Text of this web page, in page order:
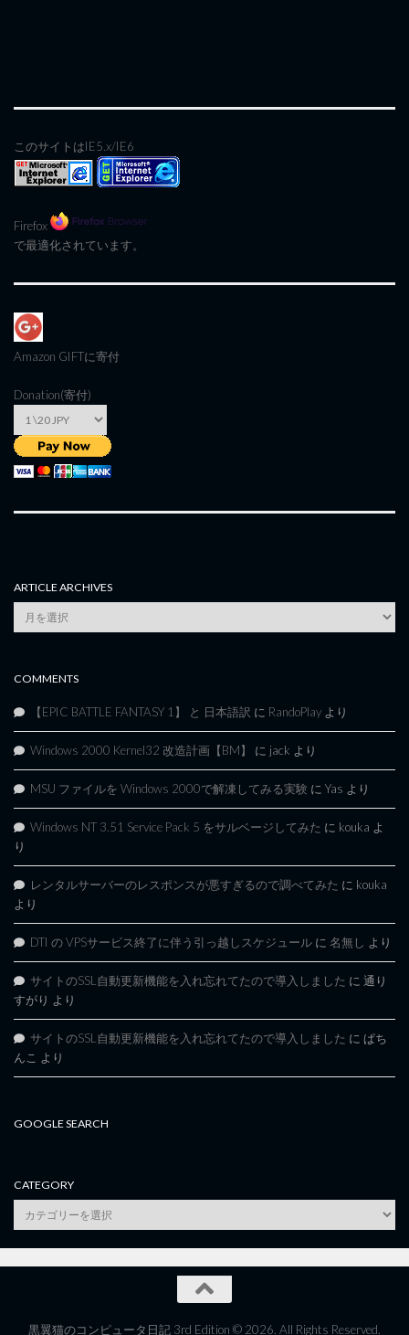
このサイトはIE5.x/IE6
Firefox
で最適化されています。
Amazon GIFTに寄付
Donation(寄付)
ARTICLE ARCHIVES
Article
Archives
COMMENTS
【EPIC BATTLE FANTASY 1】 と 日本語訳 に RandoPlay より
Windows 2000 Kernel32 改造計画【BM】 に jack より
MSU ファイルを Windows 2000で解凍してみる実験 に Yas より
Windows NT 3.51 Service Pack 5 をサルベージしてみた に kouka よ
り
レンタルサーバーのレスポンスが悪すぎるので調べてみた に kouka
より
DTI の VPSサービス終了に伴う引っ越しスケジュール に 名無し より
サイトのSSL自動更新機能を入れ忘れてたので導入しました に 通り
すがり より
サイトのSSL自動更新機能を入れ忘れてたので導入しました に ぱち
んこ より
GOOGLE SEARCH
CATEGORY
category
黒翼猫のコンピュータ日記 3rd Edition © 2026. All Rights Reserved.